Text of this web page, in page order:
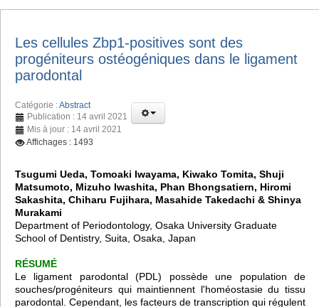
Les cellules Zbp1-positives sont des
progéniteurs ostéogéniques dans le ligament
parodontal
Catégorie :Abstract
Publication : 14 avril 2021
Mis à jour : 14 avril 2021
Affichages : 1493
Tsugumi Ueda, Tomoaki Iwayama, Kiwako Tomita, Shuji
Matsumoto, Mizuho Iwashita, Phan Bhongsatiern, Hiromi
Sakashita, Chiharu Fujihara, Masahide Takedachi & Shinya
Murakami
Department of Periodontology, Osaka University Graduate
School of Dentistry, Suita, Osaka, Japan
RÉSUMÉ
Le ligament parodontal (PDL) possède une population de
souches/progéniteurs qui maintiennent l'homéostasie du tissu
parodontal. Cependant, les facteurs de transcription qui régulent